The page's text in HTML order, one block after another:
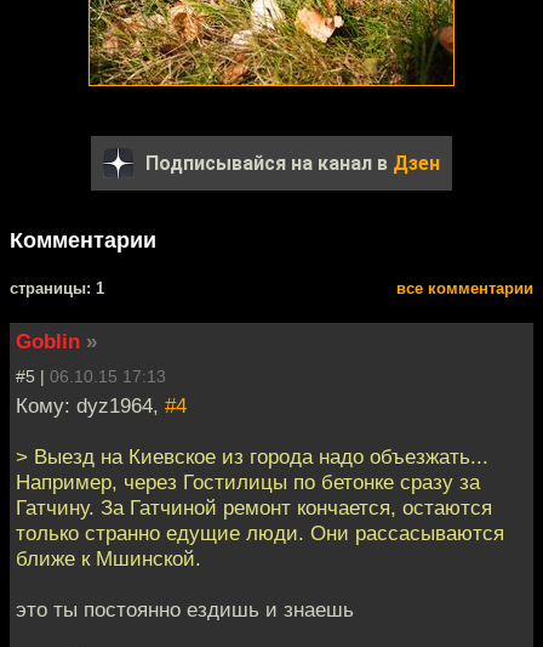
Подписывайся на канал в Дзен
Комментарии
cтраницы: 1 все комментарии
Goblin »
#5 | 06.10.15 17:13
Кому: dyz1964, #4
> Выезд на Киевское из города надо объезжать...
Например, через Гостилицы по бетонке сразу за
Гатчину. За Гатчиной ремонт кончается, остаются
только странно едущие люди. Они рассасываются
ближе к Мшинской.
это ты постоянно ездишь и знаешь